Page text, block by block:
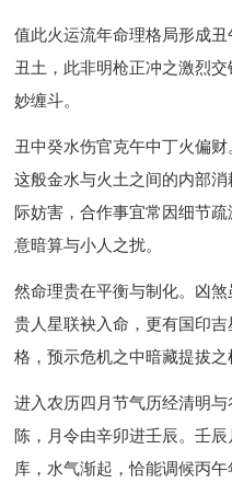
值此火运流年命理格局形成
丑土，此非明枪正冲之激烈
妙缠斗。
丑中癸水伤官克午中丁火偏
这般金水与火土之间的内部
际妨害，合作事宜常因细节
意暗算与小人之扰。
然命理贵在平衡与制化。凶
贵人星联袂入命，更有国印
格，预示危机之中暗藏提拔之
进入农历四月节气历经清明
陈，月令由辛卯进壬辰。壬
库，水气渐起，恰能调候丙